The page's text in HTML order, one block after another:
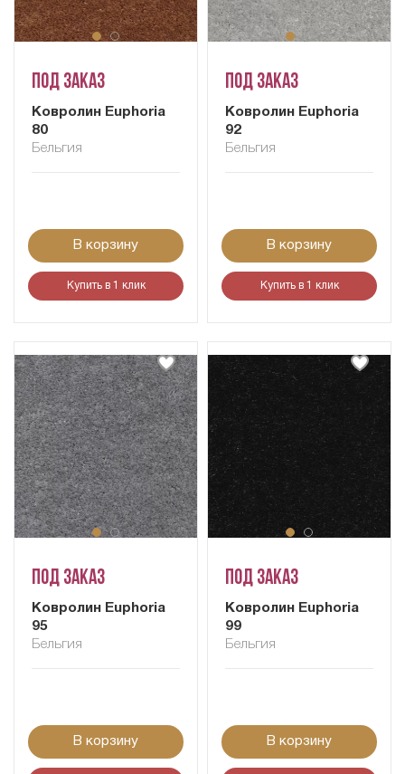
Под заказ
Ковролин Euphoria
80
Бельгия
В корзину
Купить в 1 клик
Под заказ
Ковролин Euphoria
92
Бельгия
В корзину
Купить в 1 клик
Под заказ
Ковролин Euphoria
95
Бельгия
В корзину
Под заказ
Ковролин Euphoria
99
Бельгия
В корзину